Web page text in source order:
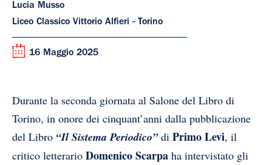
Lucia Musso
Liceo Classico Vittorio Alfieri - Torino
16 Maggio 2025
Durante la seconda giornata al Salone del Libro di
Torino, in onore dei cinquant’anni dalla pubblicazione
del Libro “Il Sistema Periodico”di Primo Levi, il
critico letterario Domenico Scarpa ha intervistato gli